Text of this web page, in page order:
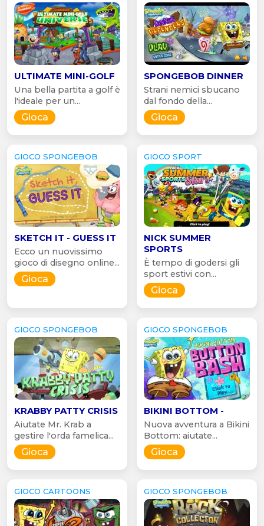
ULTIMATE MINI-GOLF
Una bella partita a golf è
l'ideale per un...
Gioca
SPONGEBOB DINNER
Strani nemici sbucano
dal fondo della...
Gioca
GIOCO SPONGEBOB
SKETCH IT - GUESS IT
Ecco un nuovissimo
gioco di disegno online...
Gioca
GIOCO SPORT
NICK SUMMER
SPORTS
È tempo di godersi gli
sport estivi con...
Gioca
GIOCO SPONGEBOB
KRABBY PATTY CRISIS
Aiutate Mr. Krab a
gestire l'orda famelica...
Gioca
GIOCO SPONGEBOB
BIKINI BOTTOM -
Nuova avventura a Bikini
Bottom: aiutate...
Gioca
GIOCO CARTOONS GIOCO SPONGEBOB